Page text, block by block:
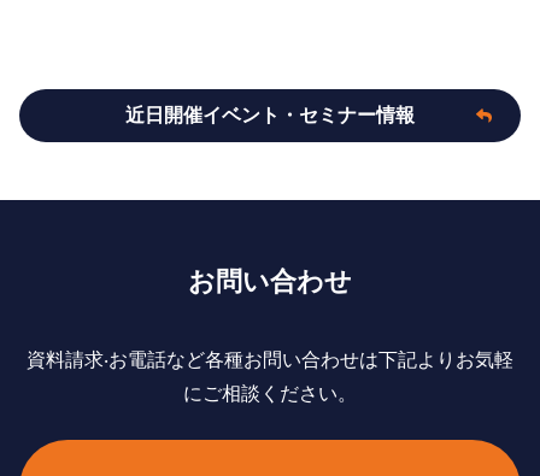
近日開催イベント・セミナー情報
お問い合わせ
資料請求‧お電話など各種お問い合わせは下記よりお気軽
にご相談ください。